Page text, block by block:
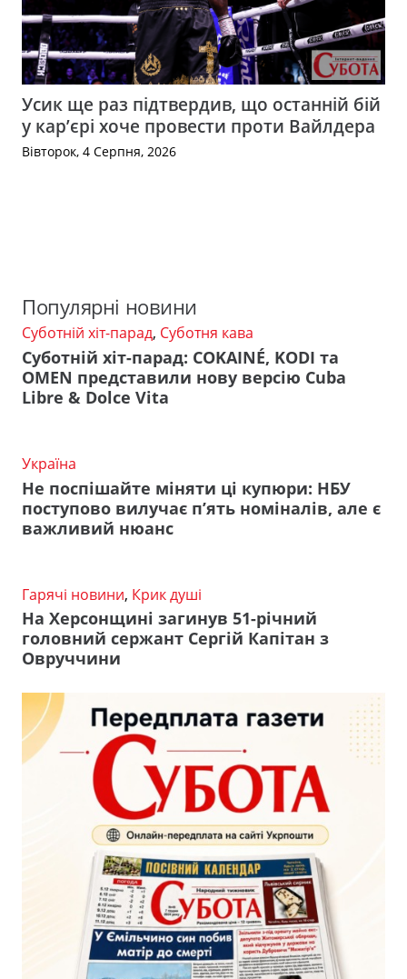
Усик ще раз підтвердив, що останній бій
у кар’єрі хоче провести проти Вайлдера
Вівторок, 4 Серпня, 2026
Популярні новини
Суботній хіт-парад, Суботня кава
Суботній хіт-парад: COKAINÉ, KODI та
OMEN представили нову версію Cuba
Libre & Dolce Vita
Україна
Не поспішайте міняти ці купюри: НБУ
поступово вилучає п’ять номіналів, але є
важливий нюанс
Гарячі новини, Крик душі
На Херсонщині загинув 51-річний
головний сержант Сергій Капітан з
Овруччини